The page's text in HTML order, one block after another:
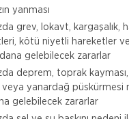
yanması
grev, lokavt, kargaşalık,
kötü niyetli hareketler
gelebilecek zararlar
deprem, toprak kayması,
veya yanardağ püskürmesi
gelebilecek zararlar